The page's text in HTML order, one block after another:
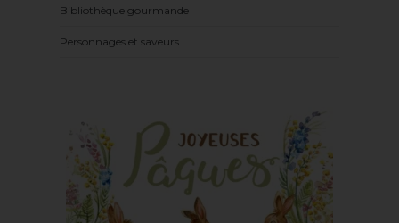
Bibliothèque gourmande
Personnages et saveurs